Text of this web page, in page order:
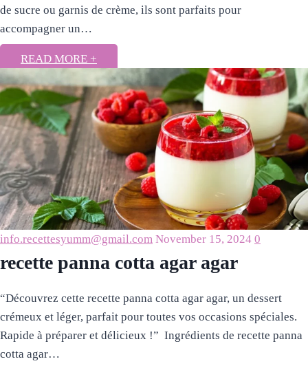
de sucre ou garnis de crème, ils sont parfaits pour
accompagner un…
READ MORE +
info.recettesyumm@gmail.com November 15, 2024 0
recette panna cotta agar agar
“Découvrez cette recette panna cotta agar agar, un dessert
crémeux et léger, parfait pour toutes vos occasions spéciales.
Rapide à préparer et délicieux !” Ingrédients de recette panna
cotta agar…